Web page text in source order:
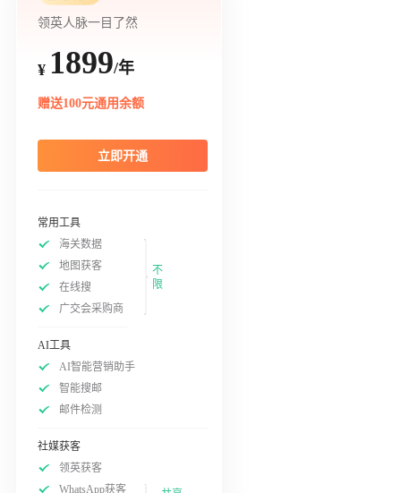
领英人脉一目了然
¥ 1899/年
赠送100元通用余额
立即开通
常用工具
海关数据
地图获客
在线搜
广交会采购商
不
限
AI工具
AI智能营销助手
智能搜邮
邮件检测
社媒获客
领英获客
WhatsApp获客